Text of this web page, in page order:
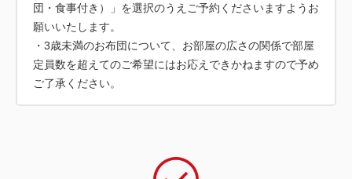
団・食事付き）」を選択のうえご予約くださいますようお
願いいたします。
・3歳未満のお布団について、お部屋の広さの関係で部屋
定員数を超えてのご希望にはお応えできかねますので予め
ご了承ください。